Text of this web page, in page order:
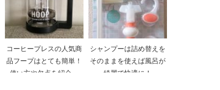
コーヒープレスの人気商
品フープはとても簡単！
使い方や欠点を紹介。
シャンプーは詰め替えを
そのままを使えば風呂が
綺麗で快適に！